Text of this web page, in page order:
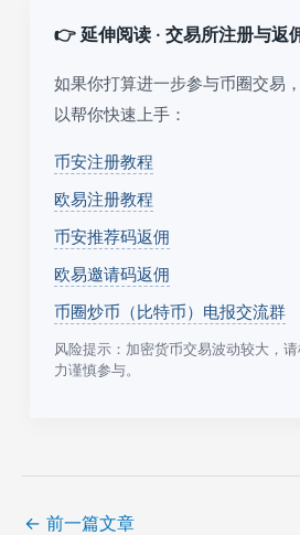
👉 延伸阅读 · 交易所注册与返
如果你打算进一步参与币圈交易
以帮你快速上手：
币安注册教程
欧易注册教程
币安推荐码返佣
欧易邀请码返佣
币圈炒币（比特币）电报交流群
风险提示：加密货币交易波动较大，
力谨慎参与。
← 前一篇文章